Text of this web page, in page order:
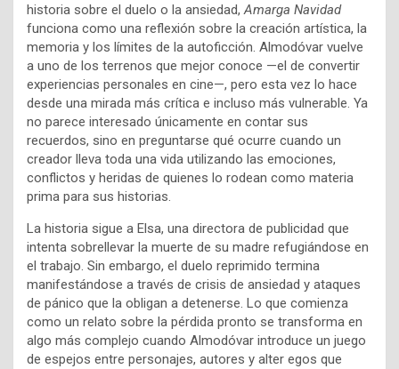
historia sobre el duelo o la ansiedad,Amarga Navidad
funciona como una reflexión sobre la creación artística, la
memoria y los límites de la autoficción. Almodóvar vuelve
a uno de los terrenos que mejor conoce —el de convertir
experiencias personales en cine—, pero esta vez lo hace
desde una mirada más crítica e incluso más vulnerable. Ya
no parece interesado únicamente en contar sus
recuerdos, sino en preguntarse qué ocurre cuando un
creador lleva toda una vida utilizando las emociones,
conflictos y heridas de quienes lo rodean como materia
prima para sus historias.
La historia sigue a Elsa, una directora de publicidad que
intenta sobrellevar la muerte de su madre refugiándose en
el trabajo. Sin embargo, el duelo reprimido termina
manifestándose a través de crisis de ansiedad y ataques
de pánico que la obligan a detenerse. Lo que comienza
como un relato sobre la pérdida pronto se transforma en
algo más complejo cuando Almodóvar introduce un juego
de espejos entre personajes, autores y alter egos que